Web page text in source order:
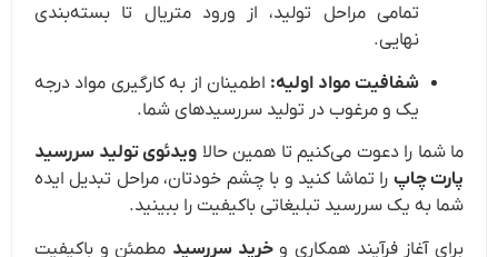
تمامی مراحل تولید، از ورود متریال تا بسته‌بندی
نهایی.
شفافیت مواد اولیه: اطمینان از به کارگیری مواد درجه
یک و مرغوب در تولید سررسیدهای شما.
ما شما را دعوت می‌کنیم تا همین حالا ویدئوی تولید سررسید
پارت چاپ را تماشا کنید و با چشم خودتان، مراحل تبدیل ایده
شما به یک سررسید تبلیغاتی باکیفیت را ببینید.
برای آغاز فرآیند همکاری وخرید سررسید مطمئن و باکیفیت